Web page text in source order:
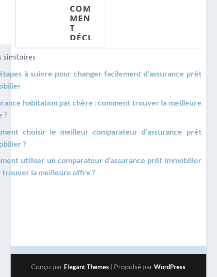
ASSURANCE
IMMOBILIE
ASSURANCE
IMMOBILIE
PROFESSIO
N LIBÉRALE
: CE QU'IL
SAVOIR
similaires
à suivre pour changer facilement d’assurance prêt
habitation pas chère : comment trouver la meilleure
?
choisir le meilleur comparateur d’assurance prêt
?
utiliser un comparateur d’assurance prêt immobilier
trouver la meilleure offre ?
ER ET
PROF
ESSIO
N
LIBÉR
QU'IL
IR
ION
COM
MEN
T
DÉCL
ARER
ADIE
E
POUR
ASSU
RANC
Conçu par Elegant Themes | Propulsé parWordPress